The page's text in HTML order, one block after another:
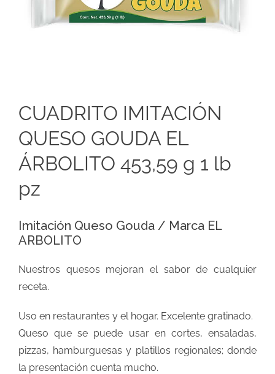
CUADRITO IMITACIÓN
QUESO GOUDA EL
ÁRBOLITO 453,59 g 1 lb
pz
Imitación Queso Gouda / Marca EL
ARBOLITO
Nuestros quesos mejoran el sabor de cualquier
receta.
Uso en restaurantes y el hogar. Excelente gratinado.
Queso que se puede usar en cortes, ensaladas,
pizzas, hamburguesas y platillos regionales; donde
la presentación cuenta mucho.